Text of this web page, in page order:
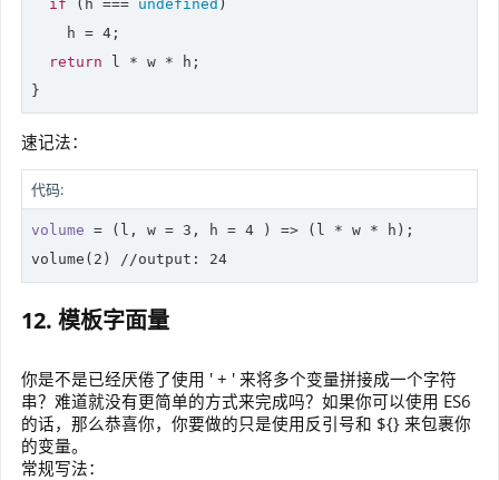
if (h === undefined )
    h =
4 ;
return l * w * h;
}
速记法：
代码:
volume = (l, w = 3 , h = 4 ) => (l * w * h);
volume( 2 ) //output: 24
12. 模板字面量
你是不是已经厌倦了使用 ' + ' 来将多个变量拼接成一个字符
串？难道就没有更简单的方式来完成吗？如果你可以使用 ES6
的话，那么恭喜你，你要做的只是使用反引号和 ${} 来包裹你
的变量。
常规写法：